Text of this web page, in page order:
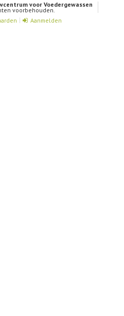
voor Voedergewassen
voorbehouden.
Aanmelden